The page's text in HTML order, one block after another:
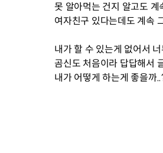
못 알아먹는 건지 알고도 계
여자친구 있다는데도 계속
내가 할 수 있는게 없어서
곰신도 처음이라 답답해서
내가 어떻게 하는게 좋을까